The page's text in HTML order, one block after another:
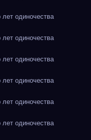
одиночества
одиночества
одиночества
одиночества
одиночества
одиночества